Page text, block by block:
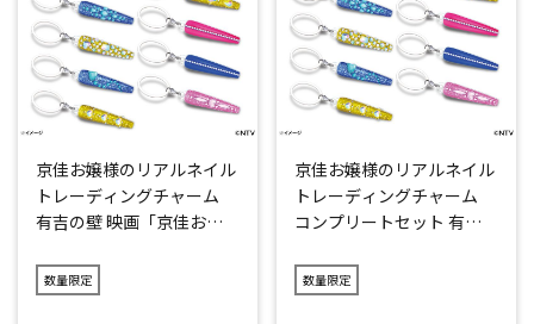
京佳お嬢様のリアルネイル
トレーディングチャーム
有吉の壁 映画「京佳お嬢
パリへ行く～」
数量限定
京佳お嬢様のリアルネイル
トレーディングチャーム
コンプリートセット 有吉
奥田執事～京佳お嬢様パリ
へ行く～」
数量限定